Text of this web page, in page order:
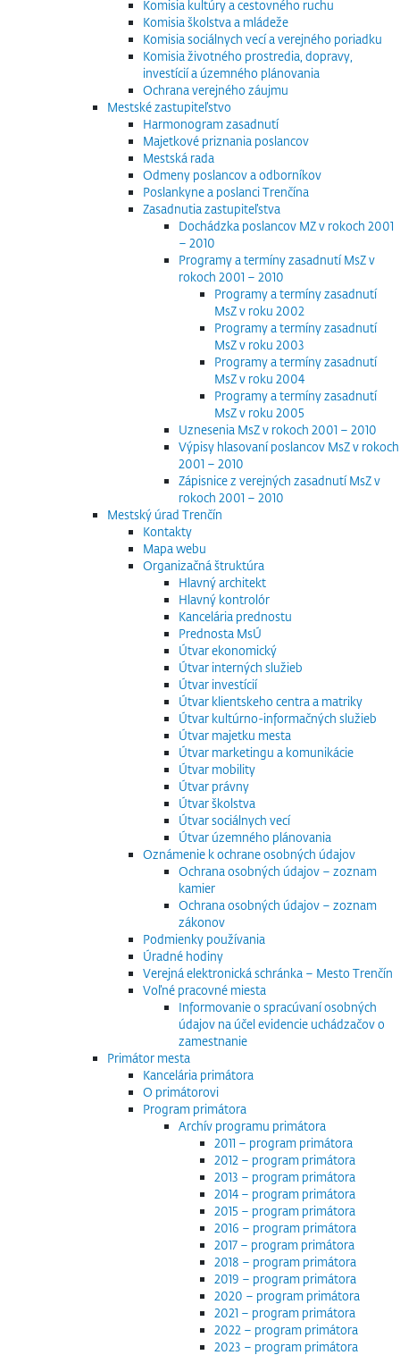
Komisia kultúry a cestovného ruchu
Komisia školstva a mládeže
Komisia sociálnych vecí a verejného poriadku
Komisia životného prostredia, dopravy,
investícií a územného plánovania
Ochrana verejného záujmu
Mestské zastupiteľstvo
Harmonogram zasadnutí
Majetkové priznania poslancov
Mestská rada
Odmeny poslancov a odborníkov
Poslankyne a poslanci Trenčína
Zasadnutia zastupiteľstva
Dochádzka poslancov MZ v rokoch 2001
– 2010
Programy a termíny zasadnutí MsZ v
rokoch 2001 – 2010
Programy a termíny zasadnutí
MsZ v roku 2002
Programy a termíny zasadnutí
MsZ v roku 2003
Programy a termíny zasadnutí
MsZ v roku 2004
Programy a termíny zasadnutí
MsZ v roku 2005
Uznesenia MsZ v rokoch 2001 – 2010
Výpisy hlasovaní poslancov MsZ v rokoch
2001 – 2010
Zápisnice z verejných zasadnutí MsZ v
rokoch 2001 – 2010
Mestský úrad Trenčín
Kontakty
Mapa webu
Organizačná štruktúra
Hlavný architekt
Hlavný kontrolór
Kancelária prednostu
Prednosta MsÚ
Útvar ekonomický
Útvar interných služieb
Útvar investícií
Útvar klientskeho centra a matriky
Útvar kultúrno-informačných služieb
Útvar majetku mesta
Útvar marketingu a komunikácie
Útvar mobility
Útvar právny
Útvar školstva
Útvar sociálnych vecí
Útvar územného plánovania
Oznámenie k ochrane osobných údajov
Ochrana osobných údajov – zoznam
kamier
Ochrana osobných údajov – zoznam
zákonov
Podmienky používania
Úradné hodiny
Verejná elektronická schránka – Mesto Trenčín
Voľné pracovné miesta
Informovanie o spracúvaní osobných
údajov na účel evidencie uchádzačov o
zamestnanie
Primátor mesta
Kancelária primátora
O primátorovi
Program primátora
Archív programu primátora
2011 – program primátora
2012 – program primátora
2013 – program primátora
2014 – program primátora
2015 – program primátora
2016 – program primátora
2017 – program primátora
2018 – program primátora
2019 – program primátora
2020 – program primátora
2021 – program primátora
2022 – program primátora
2023 – program primátora